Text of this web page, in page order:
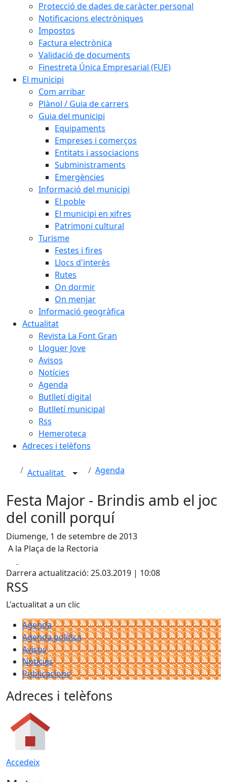
Protecció de dades de caràcter personal
Notificacions electròniques
Impostos
Factura electrònica
Validació de documents
Finestreta Única Empresarial (FUE)
El municipi
Com arribar
Plànol / Guia de carrers
Guia del municipi
Equipaments
Empreses i comerços
Entitats i associacions
Subministraments
Emergències
Informació del municipi
El poble
El municipi en xifres
Patrimoni cultural
Turisme
Festes i fires
Llocs d'interès
Rutes
On dormir
On menjar
Informació geogràfica
Actualitat
Revista La Font Gran
Lloguer Jove
Avisos
Notícies
Agenda
Butlletí digital
Butlletí municipal
Rss
Hemeroteca
Adreces i telèfons
Actualitat Agenda
Festa Major - Brindis amb el joc
del conill porquí
Diumenge, 1 de setembre de 2013
A la Plaça de la Rectoria
Darrera actualització: 25.03.2019 | 10:08
RSS
L'actualitat a un clic
Agenda
Agenda política
Avisos
Notícies
Publicacions
Adreces i telèfons
Accedeix